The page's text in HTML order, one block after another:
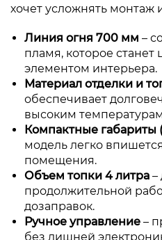
хочет усложнять монтаж
Линия огня 700 мм –
пламя, которое станет
элементом интерьера.
Материал отделки и
обеспечивает
высоким
Компактные габариты
модель легко
помещения.
Объем топки 4 литра –
продолжительной
дозаправок.
Ручное управление –
без лишней